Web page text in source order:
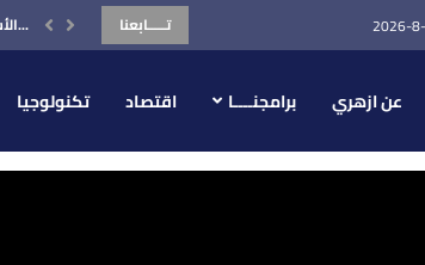
تـــــابعنا الأسواق العربية تختتم أسبوعًا أخضر… والبورصة المصرية في...
عن ازهري برامجنــــا اقتصاد تكنولوجيا